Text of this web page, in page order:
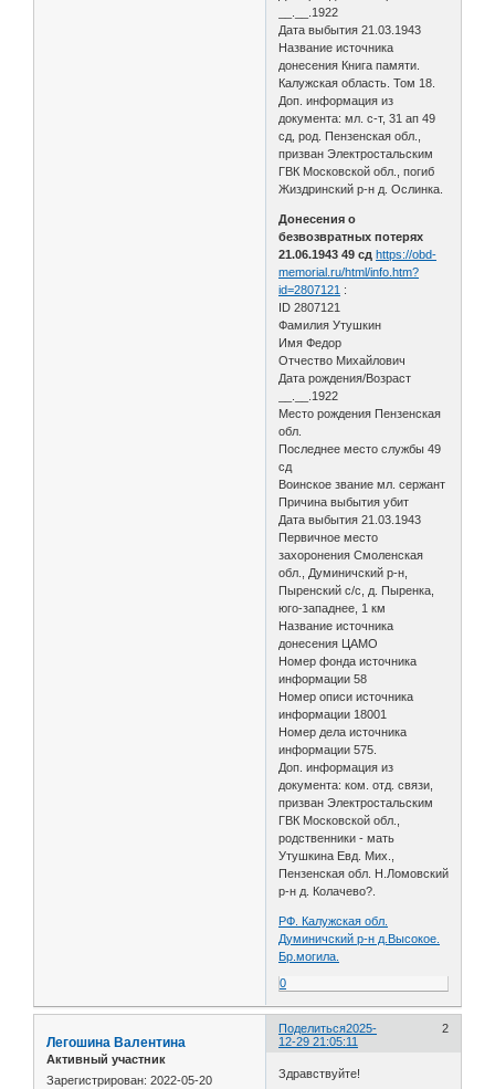
__.__.1922
Дата выбытия 21.03.1943
Название источника
донесения Книга памяти.
Калужская область. Том 18.
Доп. информация из
документа: мл. с-т, 31 ап 49
сд, род. Пензенская обл.,
призван Электростальским
ГВК Московской обл., погиб
Жиздринский р-н д. Ослинка.
Донесения о
безвозвратных потерях
21.06.1943 49 сд https://obd-
memorial.ru/html/info.htm?
id=2807121 :
ID 2807121
Фамилия Утушкин
Имя Федор
Отчество Михайлович
Дата рождения/Возраст
__.__.1922
Место рождения Пензенская
обл.
Последнее место службы 49
сд
Воинское звание мл. сержант
Причина выбытия убит
Дата выбытия 21.03.1943
Первичное место
захоронения Смоленская
обл., Думиничский р-н,
Пыренский с/с, д. Пыренка,
юго-западнее, 1 км
Название источника
донесения ЦАМО
Номер фонда источника
информации 58
Номер описи источника
информации 18001
Номер дела источника
информации 575.
Доп. информация из
документа: ком. отд. связи,
призван Электростальским
ГВК Московской обл.,
родственники - мать
Утушкина Евд. Мих.,
Пензенская обл. Н.Ломовский
р-н д. Колачево?.
РФ. Калужская обл.
Думиничский р-н д.Высокое.
Бр.могила.
0
Поделиться 2
2025-
12-29 21:05:11
Легошина Валентина
Активный участник
Зарегистрирован: 2022-05-20
Здравствуйте!